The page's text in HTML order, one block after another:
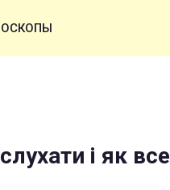
і як все